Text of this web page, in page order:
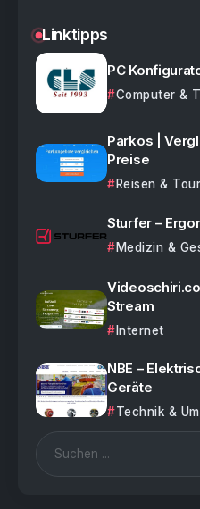
Linktipps
PC
Computer &
Parkos |
Preise
Reisen &
Sturfer –
Medizin &
Stream
Internet
NBE –
Geräte
Technik &